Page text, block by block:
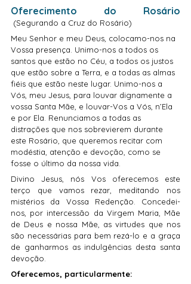
(Segurando a Cruz do Rosário)
Meu Senhor e meu Deus, colocamo-nos na
Vossa presença. Unimo-nos a todos os
santos que estão no Céu, a todos os justos
que estão sobre a Terra, e a todas as almas
fiéis que estão neste lugar. Unimo-nos a
Vós, meu Jesus, para louvar dignamente a
vossa Santa Mãe, e louvar-Vos a Vós, n’Ela
e por Ela. Renunciamos a todas as
distrações que nos sobrevierem durante
este Rosário, que queremos recitar com
modéstia, atenção e devoção, como se
fosse o último da nossa vida.
Divino Jesus, nós Vos oferecemos este
terço que vamos rezar, meditando nos
mistérios da Vossa Redenção. Concedei-
nos, por intercessão da Virgem Maria, Mãe
de Deus e nossa Mãe, as virtudes que nos
são necessárias para bem rezá-lo e a graça
de ganharmos as indulgências desta santa
devoção.
Oferecemos, particularmente: